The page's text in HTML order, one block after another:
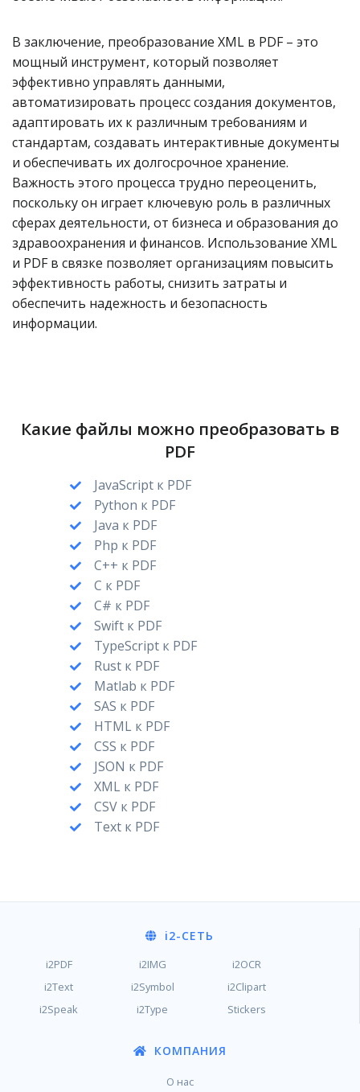
В заключение, преобразование XML в PDF – это
мощный инструмент, который позволяет
эффективно управлять данными,
автоматизировать процесс создания документов,
адаптировать их к различным требованиям и
стандартам, создавать интерактивные документы
и обеспечивать их долгосрочное хранение.
Важность этого процесса трудно переоценить,
поскольку он играет ключевую роль в различных
сферах деятельности, от бизнеса и образования до
здравоохранения и финансов. Использование XML
и PDF в связке позволяет организациям повысить
эффективность работы, снизить затраты и
обеспечить надежность и безопасность
информации.
Какие файлы можно преобразовать в
PDF
JavaScript к PDF
Python к PDF
Java к PDF
Php к PDF
C++ к PDF
C к PDF
C# к PDF
Swift к PDF
TypeScript к PDF
Rust к PDF
Matlab к PDF
SAS к PDF
HTML к PDF
CSS к PDF
JSON к PDF
XML к PDF
CSV к PDF
Text к PDF
i2-СЕТЬ
i2PDF i2IMG
i2OCR
i2Text
i2Symbol
i2Clipart
i2Speak
i2Type Stickers
КОМПАНИЯ
О нас